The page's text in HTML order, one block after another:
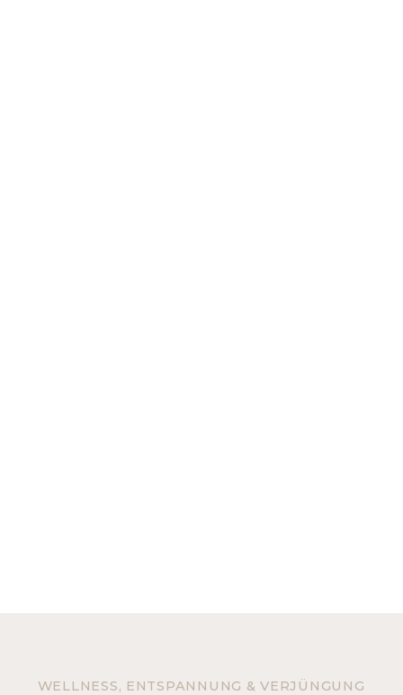
WELLNESS, ENTSPANNUNG & VERJÜNGUNG